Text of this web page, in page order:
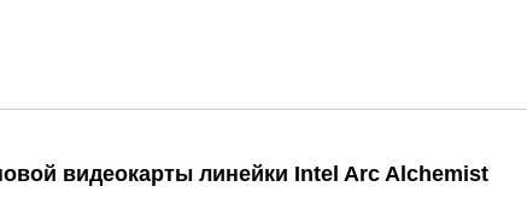
видеокарты линейки Intel Arc Alchemist